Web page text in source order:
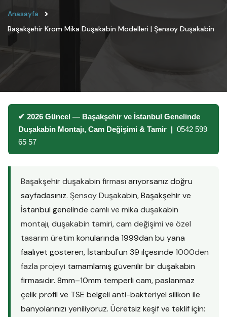
Anasayfa
Başakşehir Krom Mika Duşakabin Modelleri | Şensoy Duşakabin
✔ 2026 Güncel — Başakşehir ve İstanbul Genelinde
Duşakabin Montajı, Cam Değişimi & Tamir | 0542 599
65 57
Başakşehir duşakabin firması arıyorsanız doğru
sayfadasınız. Şensoy Duşakabin, Başakşehir ve
İstanbul genelinde camlı ve mika duşakabin
montajı,duşakabin tamiri,cam değişimi ve özel
tasarım üretim konularında 1999dan bu yana
faaliyet gösteren, İstanbul'un 39 ilçesinde 1000den
fazla projeyi tamamlamış güvenilir bir duşakabin
firmasıdır. 8mm–10mm temperli cam, paslanmaz
çelik profil ve TSE belgeli anti-bakteriyel silikon ile
banyolarınızı yeniliyoruz. Ücretsiz keşif ve teklif için: